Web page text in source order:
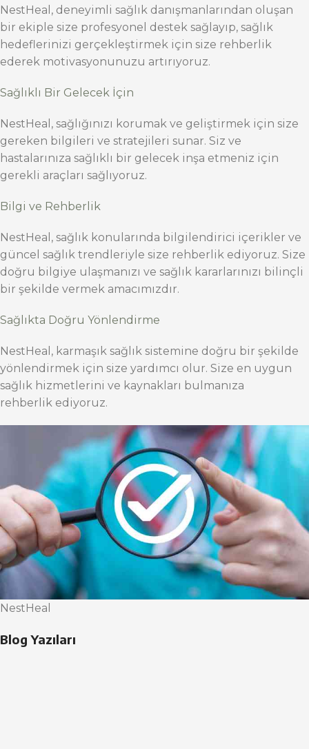
NestHeal, deneyimli sağlık danışmanlarından oluşan
bir ekiple size profesyonel destek sağlayıp, sağlık
hedeflerinizi gerçekleştirmek için size rehberlik
ederek motivasyonunuzu artırıyoruz.
Sağlıklı Bir Gelecek İçin
NestHeal, sağlığınızı korumak ve geliştirmek için size
gereken bilgileri ve stratejileri sunar. Siz ve
hastalarınıza sağlıklı bir gelecek inşa etmeniz için
gerekli araçları sağlıyoruz.
Bilgi ve Rehberlik
NestHeal, sağlık konularında bilgilendirici içerikler ve
güncel sağlık trendleriyle size rehberlik ediyoruz. Size
doğru bilgiye ulaşmanızı ve sağlık kararlarınızı bilinçli
bir şekilde vermek amacımızdır.
Sağlıkta Doğru Yönlendirme
NestHeal, karmaşık sağlık sistemine doğru bir şekilde
yönlendirmek için size yardımcı olur. Size en uygun
sağlık hizmetlerini ve kaynakları bulmanıza
rehberlik ediyoruz.
NestHeal
Blog Yazıları